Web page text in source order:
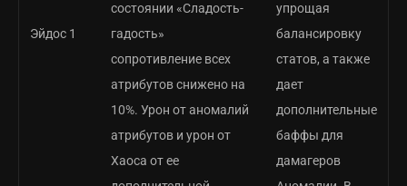
Эйдос 1
состоянии «Сладость-
гадость»
сопротивление всех
атрибутов снижено на
10%. Урон от аномалий
атрибутов и урон от
Хаоса от ее
упрощая
балансировку
статов, а также
дает
дополнительные
баффы для
дамагеров